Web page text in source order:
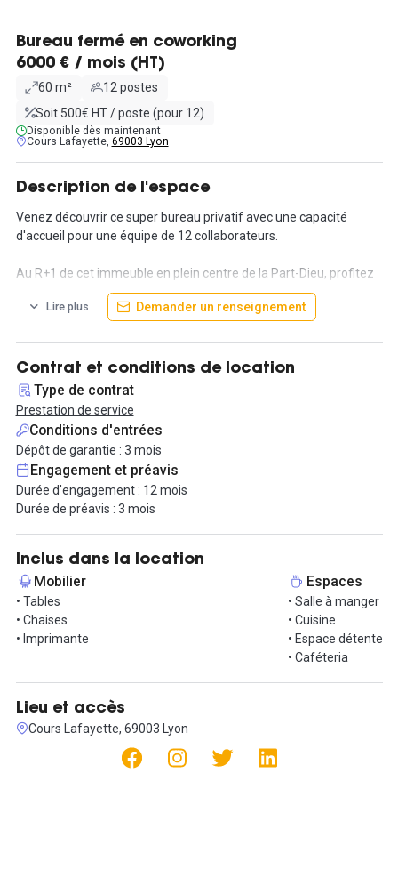
Bureau fermé en coworking
6000 € / mois (HT)
60 m²
12 postes
Soit 500€ HT / poste (pour 12)
Disponible dès maintenant
Cours Lafayette, 69003 Lyon
Description de l'espace
Venez découvrir ce super bureau privatif avec une capacité
d'accueil pour une équipe de 12 collaborateurs.
Au R+1 de cet immeuble en plein centre de la Part-Dieu, profitez
d'un plateau divisé avec ce bureau privatif de 60m². Cet espace
est pensé et adapté pour répondre à vos attentes et à la
développement, le reste est pris en charge !
Différents espaces communs sont inclus dans cette location,
comme l'espace cuisine parfait pour échanger avec les autres
sociétés présentes sur l'étage, un accès aux différentes salles de
réunions, une phonebox, une tisanerie, des espaces informels et
lounge.
De plus, les charges sont comprises ainsi que de nombreux
services tels que le mobilier, la connexion Internet haut débit, le
ménage, un copieur, une imprimante, une fontaine à eau, un
office manager qui est présent pour vous accompagner et
résoudre vos problèmes au quotidien.
Résolument moderne et idéalement situé, cet immeuble est
ancré dans le futur. Profitez de son emplacement idéal dans le
quartier d'affaire de la Part-Dieu avec le centre commercial, la
gare et de nombreuses commodités comme magasins,
Avec un tarif de 6 000€ HT/mois, les conditions flexibles, basées
sur un contrat en prestations de services, s'adaptent à vos
besoins spécifiques.
Lire plus Demander un renseignement
Contrat et conditions de location
Type de contrat
Prestation de service
Conditions d'entrées
Dépôt de garantie : 3 mois
Engagement et préavis
Durée d'engagement : 12 mois
Durée de préavis : 3 mois
Inclus dans la location
Mobilier
• Tables
• Chaises
• Imprimante
Espaces
• Salle à manger
• Cuisine
• Espace détente
• Caféteria
Lieu et accès
Cours Lafayette, 69003 Lyon